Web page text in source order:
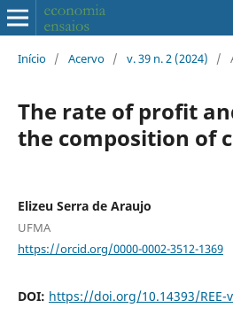
Início / Acervo / v. 39 n. 2 (2024) /
The rate of profit
the composition of
Elizeu Serra de Araujo
UFMA
https://orcid.org/0000-0002-3512-1369
DOI: https://doi.org/10.14393/REE-